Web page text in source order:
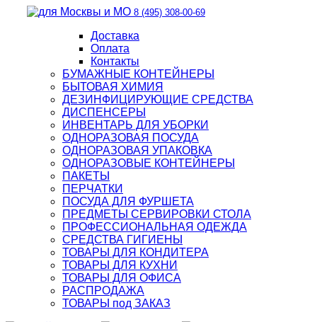
8 (495) 308-00-69
Доставка
Оплата
Контакты
БУМАЖНЫЕ КОНТЕЙНЕРЫ
БЫТОВАЯ ХИМИЯ
ДЕЗИНФИЦИРУЮЩИЕ СРЕДСТВА
ДИСПЕНСЕРЫ
ИНВЕНТАРЬ ДЛЯ УБОРКИ
ОДНОРАЗОВАЯ ПОСУДА
ОДНОРАЗОВАЯ УПАКОВКА
ОДНОРАЗОВЫЕ КОНТЕЙНЕРЫ
ПАКЕТЫ
ПЕРЧАТКИ
ПОСУДА ДЛЯ ФУРШЕТА
ПРЕДМЕТЫ СЕРВИРОВКИ СТОЛА
ПРОФЕССИОНАЛЬНАЯ ОДЕЖДА
СРЕДСТВА ГИГИЕНЫ
ТОВАРЫ ДЛЯ КОНДИТЕРА
ТОВАРЫ ДЛЯ КУХНИ
ТОВАРЫ ДЛЯ ОФИСА
РАСПРОДАЖА
ТОВАРЫ под ЗАКАЗ